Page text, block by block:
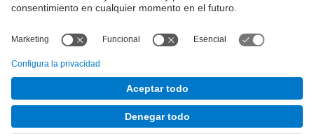
© UPCDepartamento de Aquitectura de Computadores. C.
Jordi Girona, 1-3. 08034 Barcelona - email: